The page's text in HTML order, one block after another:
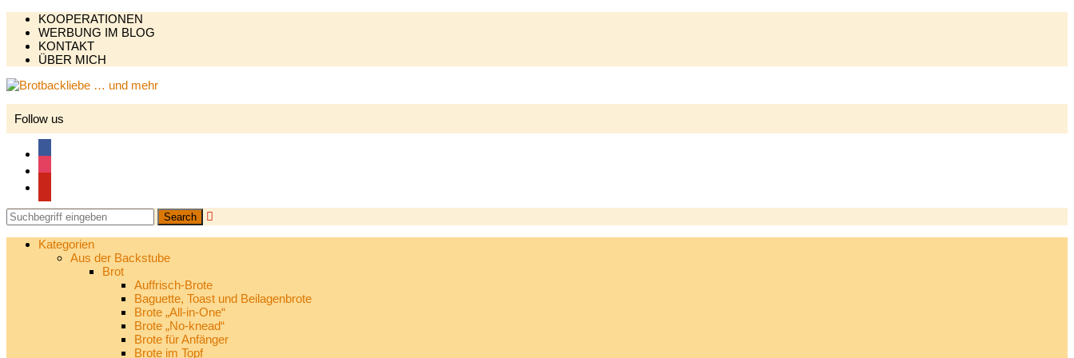
KOOPERATIONEN
WERBUNG IM BLOG
KONTAKT
ÜBER MICH
Follow us

Kategorien
Aus der Backstube
Brot
Auffrisch-Brote
Baguette, Toast und Beilagenbrote
Brote „All-in-One“
Brote „No-knead“
Brote für Anfänger
Brote im Topf